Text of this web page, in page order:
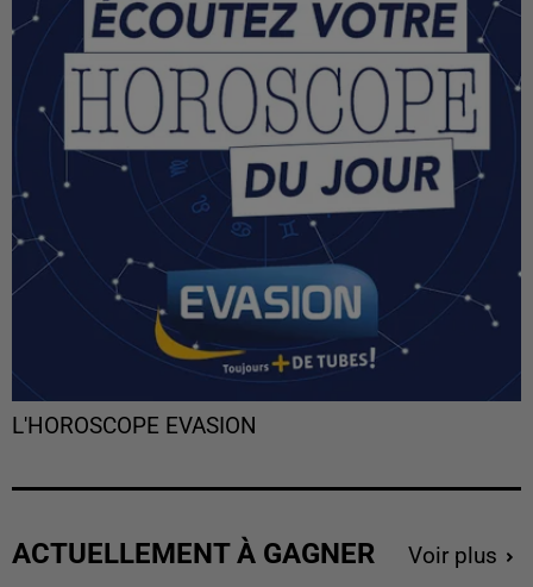
L'HOROSCOPE EVASION
ACTUELLEMENT À GAGNER Voir plus